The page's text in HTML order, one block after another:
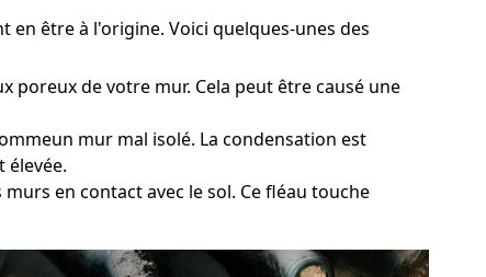
être à l'origine. Voici quelques-unes des
poreux de votre mur. Cela peut être causé une
mur mal isolé. La condensation est
élevée.
en contact avec le sol. Ce fléau touche